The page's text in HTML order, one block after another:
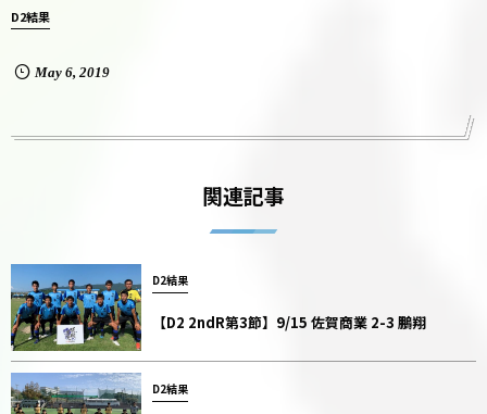
D2結果
May 6, 2019
関連記事
D2結果
【D2 2ndR第3節】9/15 佐賀商業 2-3 鵬翔
D2結果